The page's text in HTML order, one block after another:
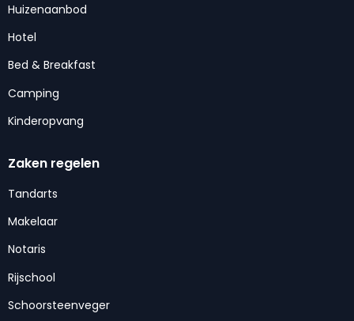
Huizenaanbod
Hotel
Bed & Breakfast
Camping
Kinderopvang
Zaken regelen
Tandarts
Makelaar
Notaris
Rijschool
Schoorsteenveger